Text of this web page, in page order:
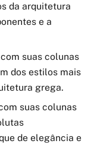
da arquitetura
e a
suas colunas
dos estilos mais
grega.
suas colunas
de elegância e